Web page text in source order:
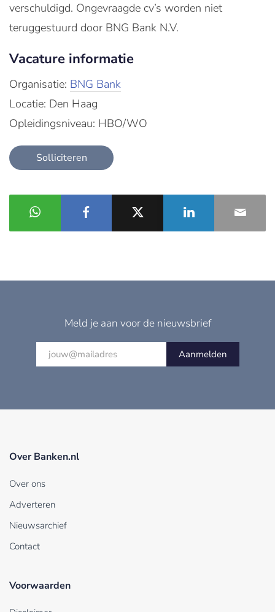
verschuldigd. Ongevraagde cv’s worden niet
teruggestuurd door BNG Bank N.V.
Vacature informatie
Organisatie: BNG Bank
Locatie: Den Haag
Opleidingsniveau: HBO/WO
Solliciteren
Meld je aan voor de nieuwsbrief
Aanmelden
Over Banken.nl
Over ons
Adverteren
Nieuwsarchief
Contact
Voorwaarden